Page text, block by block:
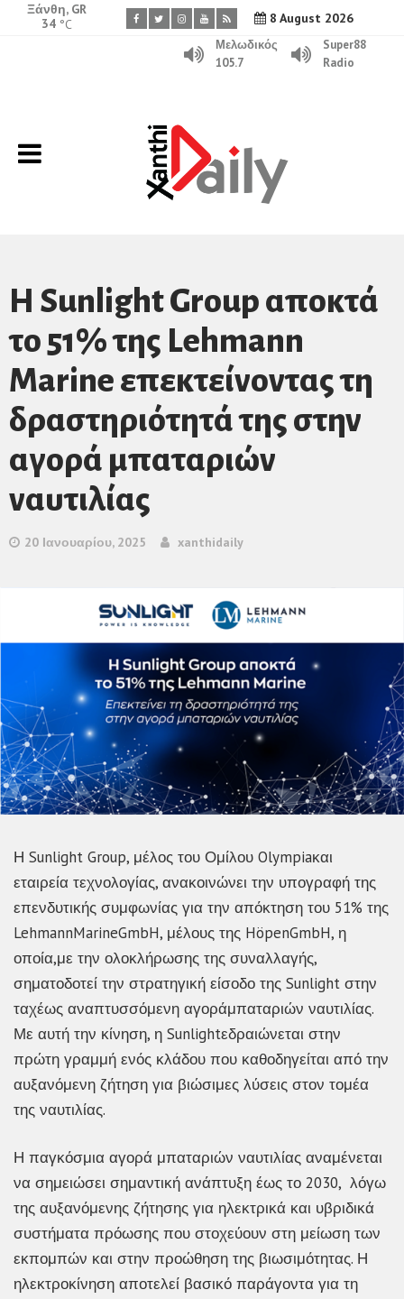
8 August 2026
Ξάνθη, GR
34 °C
Μελωδικός
105.7
Super88
Radio
Η Sunlight Group αποκτά
το 51% της Lehmann
Marine επεκτείνοντας τη
δραστηριότητά της στην
αγορά μπαταριών
ναυτιλίας
20 Ιανουαρίου, 2025 xanthidaily
Η Sunlight Group, μέλος του Ομίλου Olympiaκαι
εταιρεία τεχνολογίας, ανακοινώνει την υπογραφή της
επενδυτικής συμφωνίας για την απόκτηση του 51% της
LehmannMarineGmbH, μέλους της HöpenGmbH, η
οποία,με την ολοκλήρωσης της συναλλαγής,
σηματοδοτεί την στρατηγική είσοδο της Sunlight στην
ταχέως αναπτυσσόμενη αγοράμπαταριών ναυτιλίας.
Με αυτή την κίνηση, η Sunlightεδραιώνεται στην
πρώτη γραμμή ενός κλάδου που καθοδηγείται από την
αυξανόμενη ζήτηση για βιώσιμες λύσεις στον τομέα
της ναυτιλίας.
Η παγκόσμια αγορά μπαταριών ναυτιλίας αναμένεται
να σημειώσει σημαντική ανάπτυξη έως το 2030, λόγω
της αυξανόμενης ζήτησης για ηλεκτρικά και υβριδικά
συστήματα πρόωσης που στοχεύουν στη μείωση των
εκπομπών και στην προώθηση της βιωσιμότητας. Η
ηλεκτροκίνηση αποτελεί βασικό παράγοντα για τη